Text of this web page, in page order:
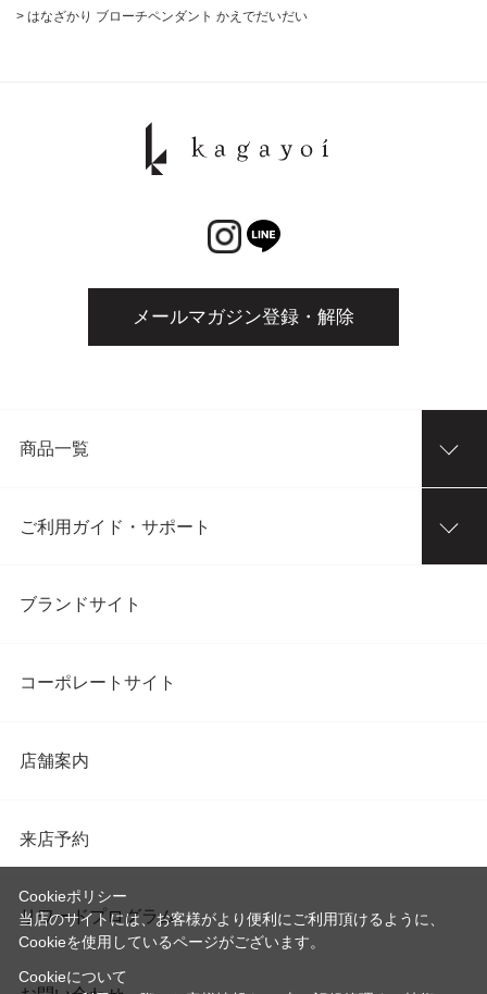
> はなざかり ブローチペンダント かえでだいだい
メールマガジン登録・解除
商品一覧
ご利用ガイド・サポート
ブランドサイト
コーポレートサイト
店舗案内
来店予約
リワードプログラム
Cookieポリシー
当店のサイトには、お客様がより便利にご利用頂けるように、
Cookieを使用しているページがございます。
Cookieについて